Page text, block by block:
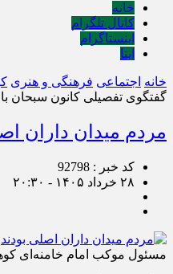
خانه
کانال تلگرام
اینستاگرام
ایتا
خانه اجتماعی فرهنگی و هنری
گفتگوی تفصیلی کانون سبحان
مردم میدان داران
کد خبر : 92798
۲۸ خرداد ۱۴۰۵ - ۲۰:۳۰
مسئول موکب امام خامنه‌ای